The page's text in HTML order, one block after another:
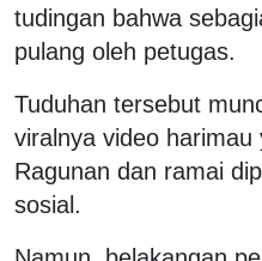
tudingan bahwa
pulang oleh petugas.
Tuduhan tersebut
viralnya video
Ragunan dan ramai
sosial.